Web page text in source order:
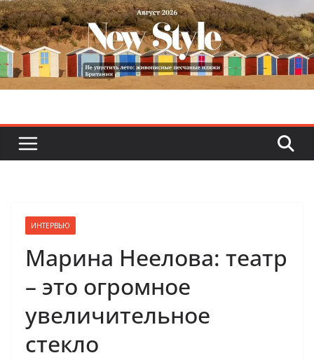
Skip
to
content
ИНТЕРВЬЮ
Марина Неелова: театр
– это огромное
увеличительное
стекло